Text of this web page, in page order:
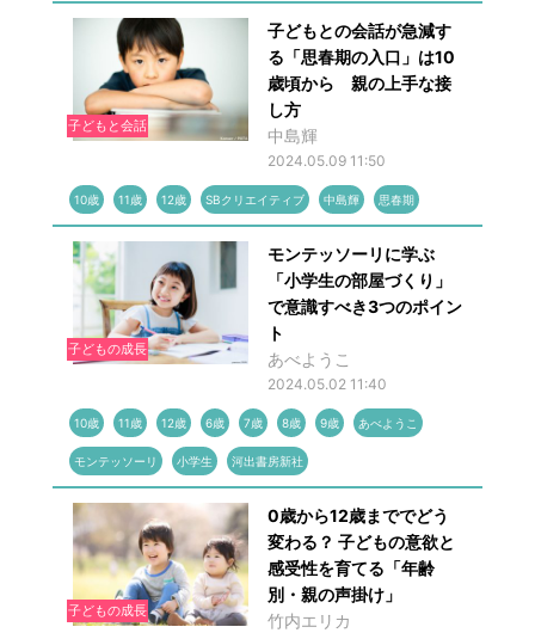
子どもと会話
子どもとの会話が急減す
る「思春期の入口」は10
歳頃から 親の上手な接
し方
中島輝
2024.05.09 11:50
10歳 11歳 12歳 SBクリエイティブ 中島輝 思春期
子どもの成長
モンテッソーリに学ぶ
「小学生の部屋づくり」
で意識すべき3つのポイン
ト
あべようこ
2024.05.02 11:40
10歳 11歳 12歳 6歳 7歳 8歳 9歳 あべようこ
モンテッソーリ 小学生 河出書房新社
子どもの成長
0歳から12歳まででどう
変わる？ 子どもの意欲と
感受性を育てる「年齢
別・親の声掛け」
竹内エリカ